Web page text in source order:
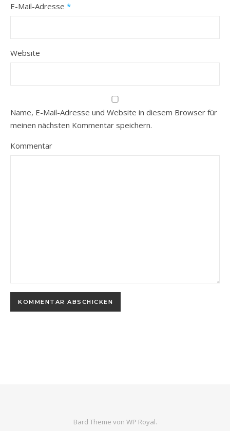
E-Mail-Adresse *
Website
Name, E-Mail-Adresse und Website in diesem Browser für
meinen nächsten Kommentar speichern.
Kommentar
Bard Theme von WP Royal.